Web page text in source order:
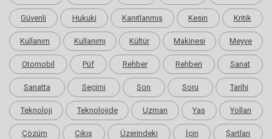
Güvenli Hukuki Kanıtlanmış Kesin Kritik
Kullanım Kullanımı Kültür Makinesi Meyve
Otomobil Püf Rehber Rehberi Sanat
Sanatta Seçimi Son Soru Tarihi
Teknoloji Teknolojide Uzman Yaş Yolları
Çözüm Çıkış Üzerindeki İçin Şartları